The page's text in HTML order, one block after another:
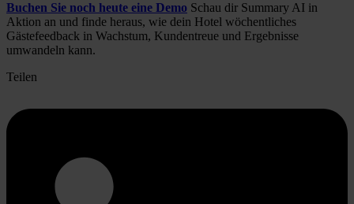
Buchen Sie noch heute eine Demo Schau dir Summary AI in
Aktion an und finde heraus, wie dein Hotel wöchentliches
Gästefeedback in Wachstum, Kundentreue und Ergebnisse
umwandeln kann.
Teilen